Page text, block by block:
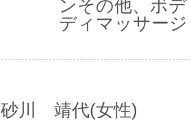
ンその他、ボ
ディマッサージ
砂川 靖代(女性)